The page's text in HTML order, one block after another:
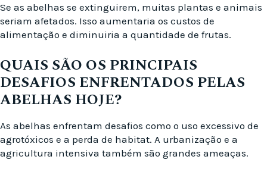
Se as abelhas se extinguirem, muitas plantas e animais
seriam afetados. Isso aumentaria os custos de
alimentação e diminuiria a quantidade de frutas.
QUAIS SÃO OS PRINCIPAIS
DESAFIOS ENFRENTADOS PELAS
ABELHAS HOJE?
As abelhas enfrentam desafios como o uso excessivo de
agrotóxicos e a perda de habitat. A urbanização e a
agricultura intensiva também são grandes ameaças.